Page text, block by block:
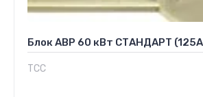
Блок АВР 60 кВт СТАНДАРТ
ТСС